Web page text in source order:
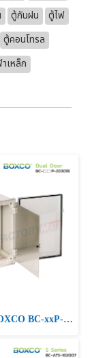
ตู้กันฝน
ตู้ไฟ
ตู้คอนโทรล
เหล็ก
Dual Door BOXCO BC-xxP-203018 Enclosure Boxes, IP66/67